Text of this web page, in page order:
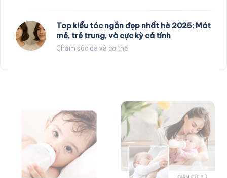
Top kiểu tóc ngắn đẹp nhất hè 2025: Mát
mẻ, trẻ trung, và cực kỳ cá tính
Chăm sóc da và cơ thể